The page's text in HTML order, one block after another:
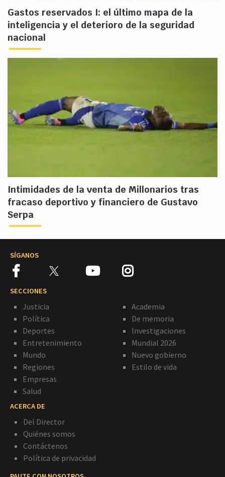
Gastos reservados I: el último mapa de la
inteligencia y el deterioro de la seguridad
nacional
Intimidades de la venta de Millonarios tras
fracaso deportivo y financiero de Gustavo
Serpa
SÍGANOS
SECCIONES
Justicia
Política
Deportes
Entretenimiento
Mundo
Regiones
Empresas
Salud
Academia
De memoria
Investigaciones
Mundial 2026
Nuevo gobierno
Estilo de vida
ACERCA DE
Del Director
Quiénes somos
Contáctenos
Política de privacidad